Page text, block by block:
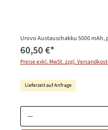
Urovo Austauschakku 5000 mAh,
60,50 €*
Preise exkl. MwSt. zzgl.
Lieferzeit auf Anfrage
Produkt Anzahl: Gib den